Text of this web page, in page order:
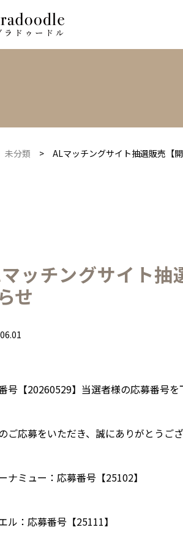
未分類 >ALマッチングサイト抽選販売【
ッチングサイト
せ
号【20260529】当選者様の応募番号を
ご応募をいただき、誠にありがとうござ
ナミュー：応募番号【25102】
ル：応募番号【25111】